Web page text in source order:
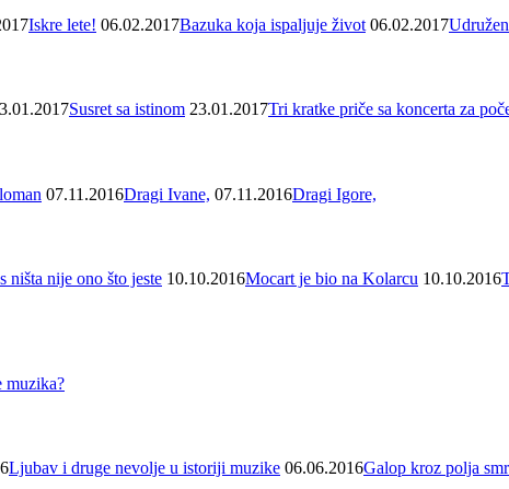
Iskre lete! 06.02.2017Bazuka koja ispaljuje život 06.02.2017
Susret sa istinom 23.01.2017Tri kratke priče sa koncerta za
07.11.2016Dragi Ivane, 07.11.2016Dragi Igore,
ništa nije ono što jeste 10.10.2016Mocart je bio na Kolarcu 10.10.2016
muzika?
Ljubav i druge nevolje u istoriji muzike 06.06.2016Galop kroz polja